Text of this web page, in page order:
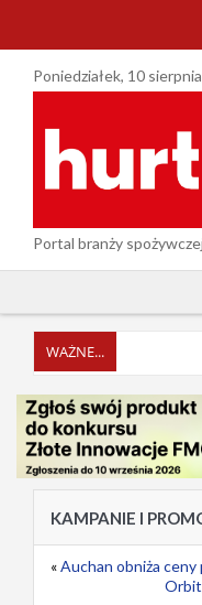
Poniedziałek, 10
Portal branży
KAMPANIE I
«Auchan obniża ceny
Orbit